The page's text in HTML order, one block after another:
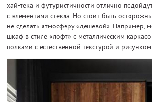
хай-тека и футуристичности отлично
с элементами стекла. Но стоит быть
не сделать атмосферу «дешевой». Например,
шкаф в стиле «лофт» с металлическим
полками с естественной текстурой и